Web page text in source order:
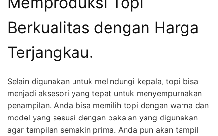
Berkualitas dengan Harga
Terjangkau.
Selain digunakan untuk melindungi kepala, topi bisa
menjadi aksesori yang tepat untuk menyempurnakan
penampilan. Anda bisa memilih topi dengan warna dan
model yang sesuai dengan pakaian yang digunakan
agar tampilan semakin prima. Anda pun akan tampil